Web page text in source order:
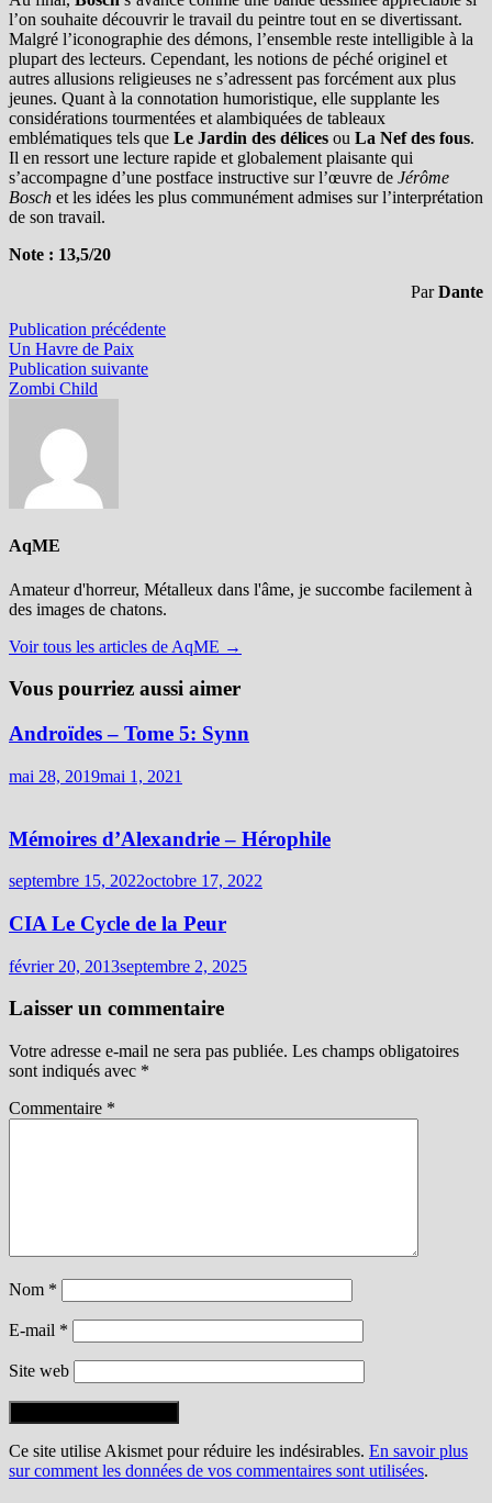
l’on souhaite découvrir le travail du peintre tout en se divertissant.
Malgré l’iconographie des démons, l’ensemble reste intelligible à la
plupart des lecteurs. Cependant, les notions de péché originel et
autres allusions religieuses ne s’adressent pas forcément aux plus
jeunes. Quant à la connotation humoristique, elle supplante les
considérations tourmentées et alambiquées de tableaux
emblématiques tels que Le Jardin des délices ou La Nef des fous.
Il en ressort une lecture rapide et globalement plaisante qui
s’accompagne d’une postface instructive sur l’œuvre de Jérôme
Bosch et les idées les plus communément admises sur l’interprétation
de son travail.
Note : 13,5/20
ParDante
Navigation
de
l’article
Publication précédentePublication
Un Havre de Paix
Publication suivantePublication
Zombi Child
AqME
Amateur d'horreur, Métalleux dans l'âme, je succombe facilement à
des images de chatons.
Voir tous les articles de AqME →
Vous pourriez aussi aimer
Androïdes – Tome 5: Synn
mai 28, 2019mai 1, 2021
Mémoires d’Alexandrie – Hérophile
septembre 15, 2022octobre 17, 2022
CIA Le Cycle de la Peur
février 20, 2013septembre 2, 2025
Laisser un commentaire
Votre adresse e-mail ne sera pas publiée. Les champs obligatoires
sont indiqués avec *
Commentaire *
Nom *
E-mail *
Site web
Ce site utilise Akismet pour réduire les indésirables. En savoir plus
sur comment les données de vos commentaires sont utilisées.